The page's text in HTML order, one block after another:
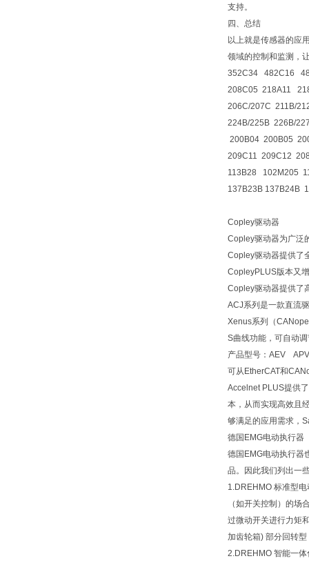
支持。
四、总结
以上就是传感器的应
领域的控制和监测，
352C34 482C16
208C05 218A11
206C/207C 211B/
224B/225B 226B/
200B04 200B05
209C11 209C12
113B28 102M205
137B23B 137B24B
Copley驱动器
Copley驱动器为广泛
Copley驱动器提供了
CopleyPLUS版本又
Copley驱动器提供了
ACJ系列是一款直流
Xenus系列（
S曲线功能，可自动
产品型号：AEV
可从EtherCAT和
Accelnet PLUS提供
本，从而实现高效且
够满足的应用需求，
德国EMG电动执行器
德国EMG电动执行器
品。因此我们列出一
1.DREHMO 标准型
（如开关控制）的
过微动开关进行力矩
加齿轮箱) 部分回转
2.DREHMO 智能一